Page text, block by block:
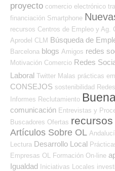
proyecto comercio electrónico
financiación Smartphone
recursos Centros de Empleo y Ag.
Aprodel CLM Búsqueda de
Barcelona blogs Amigos redes
Motivación Comercio Redes
Laboral Twitter Malas prácticas
CONSEJOS sostenibilidad
Informes Reclutamiento
comunicación Entrevistas y
Buscadores Ofertas
Artículos Sobre OL
Lectura Desarrollo Local
Empresas OL
Formación On-line
Igualdad Iniciativas Locales